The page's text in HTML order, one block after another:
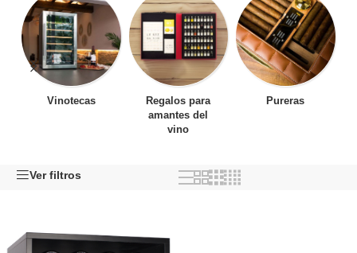
Vinotecas
Regalos para
amantes del
vino
Pureras
Ver filtros